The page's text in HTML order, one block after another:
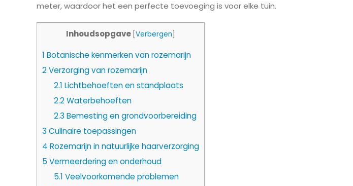
meter, waardoor het een perfecte toevoeging is voor elke tuin.
Inhoudsopgave Verbergen
1 Botanische kenmerken van rozemarijn
2Verzorging van rozemarijn
2.1 Lichtbehoeften en standplaats
2.2Waterbehoeften
2.3 Bemesting en grondvoorbereiding
3 Culinaire toepassingen
4 Rozemarijn in natuurlijke haarverzorging
5 Vermeerdering en onderhoud
5.1 Veelvoorkomende problemen